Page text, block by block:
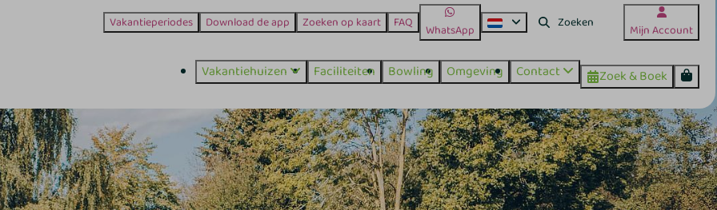
Vakantieperiodes Download de app Zoeken op kaart FAQ WhatsApp Mijn Account
Vakantiehuizen Faciliteiten Bowling Omgeving Contact Zoek & Boek